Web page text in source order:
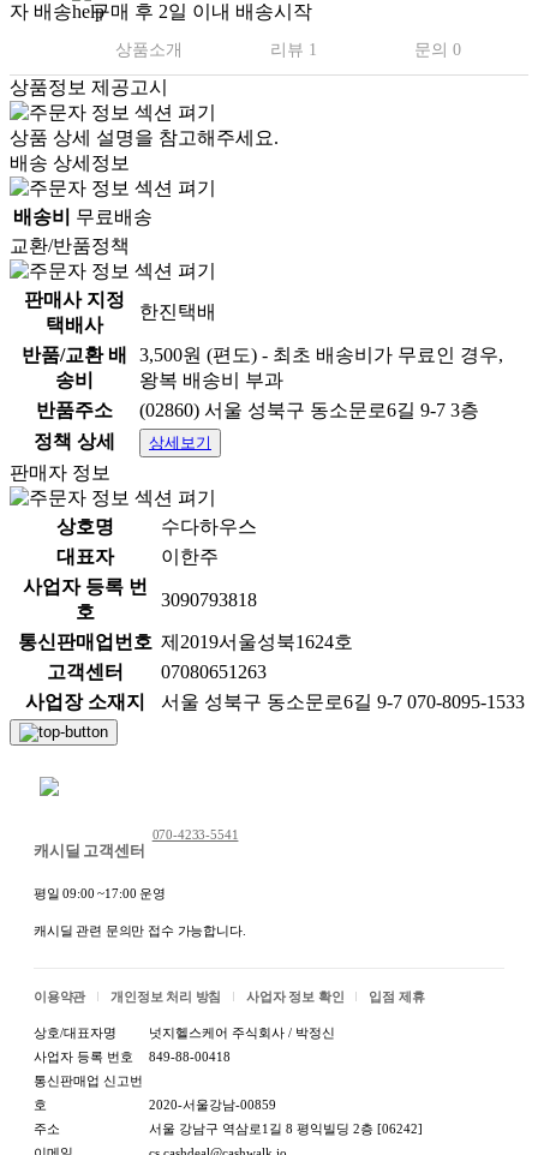
자 배송 구매 후 2일 이내 배송시작
상품소개 리뷰 1 문의 0
밀키트, 편해 보여도
막상 사려면 고민되지 않으셨나요?
비슷해 보여도 가격과 구성, 만족감이
여러 제품을 꼼꼼하게 비교해 보고,
저희가 먹어도 좋을 제품만 깐깐하게 골랐습
고민 없이 선택하실 수 있도록 자신 있게 준비
상품정보 제공고시
상품 상세 설명을 참고해주세요.
배송 상세정보
배송비
무료배송
교환/반품정책
판매사 지정
택배사
한진택배
반품/교환 배
송비
3,500원 (편도) - 최초 배송비가 무료인 경우,
왕복 배송비 부과
반품주소
(02860) 서울 성북구 동소문로6길 9-7 3층
정책 상세
상세보기
판매자 정보
상호명
수다하우스
대표자
이한주
사업자 등록 번
호
3090793818
통신판매업번호 제2019서울성북1624호
고객센터
07080651263
사업장 소재지
서울 성북구 동소문로6길 9-7 070-8095-1533
캐시딜 고객센터
070-4233-5541
평일 09:00 ~17:00 운영
캐시딜 관련 문의만 접수 가능합니다.
이용약관 개인정보 처리 방침 사업자 정보 확인 입점 제휴
상호/대표자명
넛지헬스케어 주식회사 / 박정신
사업자 등록 번호
849-88-00418
통신판매업 신고번
호
2020-서울강남-00859
주소
서울 강남구 역삼로1길 8 평익빌딩 2층 [06242]